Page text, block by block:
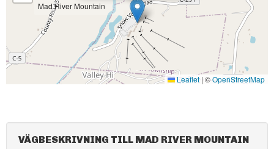
Mad River Mountain
Leaflet | ©OpenStreetMap
VÄGBESKRIVNING TILL MAD RIVER MOUNTAIN